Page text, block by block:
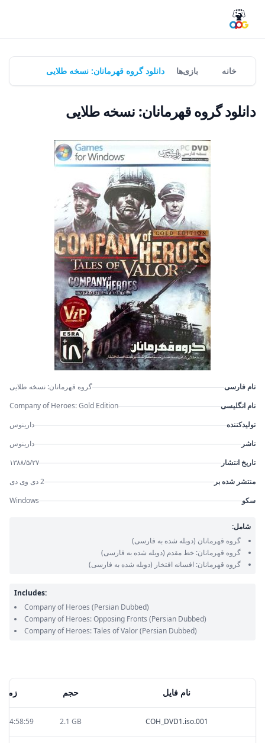
خانه بازی‌ها دانلود گروه قهرمانان: نسخه طلایی
دانلود گروه قهرمانان: نسخه طلایی
نام فایل حجم زمان
COH_DVD1.iso.001
2.1 GB
04:58:59
نام فارسی
گروه قهرمانان: نسخه طلایی
نام انگلیسی
Company of Heroes: Gold Edition
تولیدکننده
دارینوس
ناشر
دارینوس
تاریخ انتشار
۱۳۸۸/۵/۲۷
منتشر شده بر
2 دی وی دی
سکو
Windows
شامل:
گروه قهرمانان (دوبله شده به فارسی)
گروه قهرمانان: خط مقدم (دوبله شده به فارسی)
گروه قهرمانان: افسانه افتخار (دوبله شده به فارسی)
Includes:
Company of Heroes (Persian Dubbed)
Company of Heroes: Opposing Fronts (Persian Dubbed)
Company of Heroes: Tales of Valor(Persian Dubbed)